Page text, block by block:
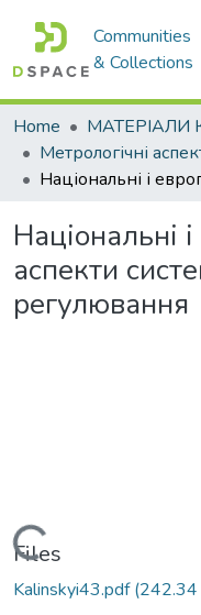
Communities
& Collections
Home
Національні
аспекти
регулювання
Loading...
Files
Kalinskyi43.pdf(242.34